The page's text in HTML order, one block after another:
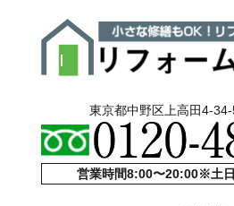
東京都中野区上高田4-
営業時間8:00〜20:00※土